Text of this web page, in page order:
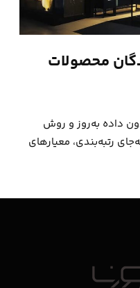
محصولات
داده به‌روز و روش
رتبه‌بندی، معیارهای